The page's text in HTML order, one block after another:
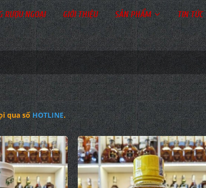
RƯỢU NGOẠI GIỚI THIỆU SẢN PHẨM TIN TỨC
qua sốHOTLINE.